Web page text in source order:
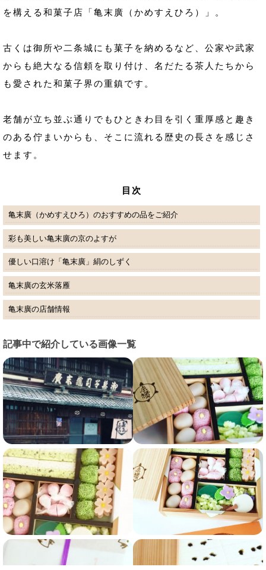
を構える和菓子店「亀末廣（かめすえひろ）」。
古くは御所や二条城にも菓子を納めるなど、公家や武家
からも絶大なる信頼を取り付け、名だたる茶人たちから
も愛された和菓子界の重鎮です。
老舗が立ち並ぶ通りでもひときわ目を引く重厚感と趣き
のある佇まいからも、そこに流れる歴史の長さを感じさ
せます。
目次
亀末廣（かめすえひろ）のおすすめの品をご紹介
彩も美しい亀末廣の京のよすが
優しい口溶け「亀末廣」絹のしずく
亀末廣の玄米落雁
亀末廣の店舗情報
記事中で紹介している画像一覧